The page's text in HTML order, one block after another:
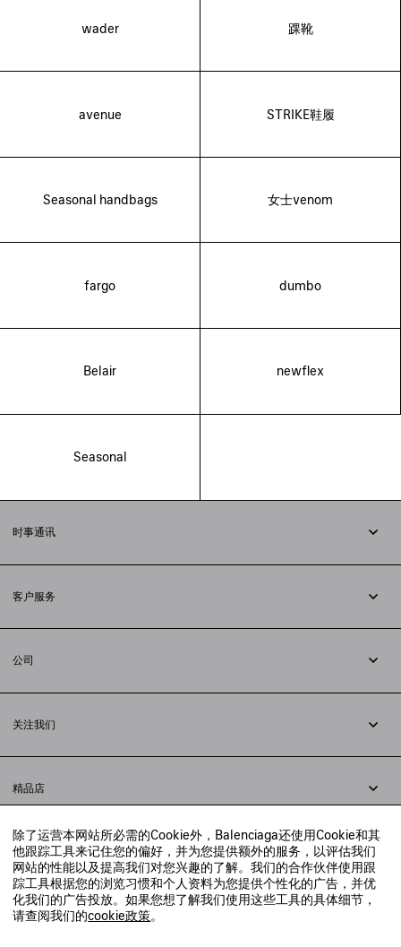
除了运营本网站所必需的Cookie外，Balenciaga还使用Cookie和其
他跟踪工具来记住您的偏好，并为您提供额外的服务，以评估我们
网站的性能以及提高我们对您兴趣的了解。我们的合作伙伴使用跟
踪工具根据您的浏览习惯和个人资料为您提供个性化的广告，并优
化我们的广告投放。如果您想了解我们使用这些工具的具体细节，
请查阅我们的cookie政策。
wader 踝靴
avenue STRIKE鞋履
Seasonal handbags 女士venom
fargo dumbo
Belair newflex
Seasonal
时事通讯
客户服务
配送方式
支付
常见问题解答
公司
法律问题
联合国世界粮食计划署
举报平台
关注我们
小红书
精品店
寻找附近的精品店
实时聊天客服
发送邮件
我们将在24小时内给予回复
联系我们：400-610-6018
© 2020 巴黎世家贸易（上海）有限公司